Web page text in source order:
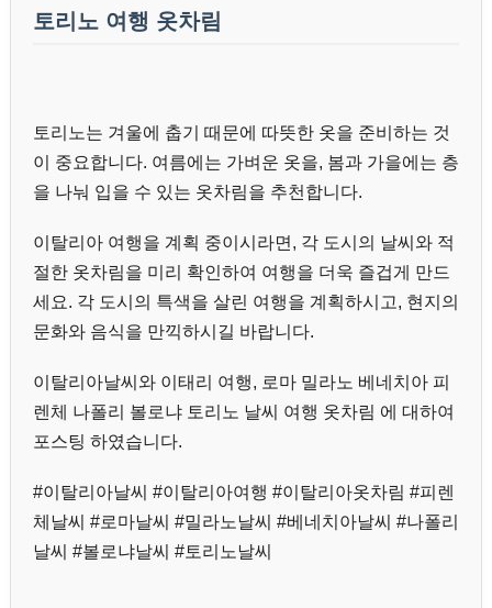
토리노 여행 옷차림
토리노는 겨울에 춥기 때문에 따뜻한 옷을 준비하는 것
이 중요합니다. 여름에는 가벼운 옷을, 봄과 가을에는 층
을 나눠 입을 수 있는 옷차림을 추천합니다.
이탈리아 여행을 계획 중이시라면, 각 도시의 날씨와 적
절한 옷차림을 미리 확인하여 여행을 더욱 즐겁게 만드
세요. 각 도시의 특색을 살린 여행을 계획하시고, 현지의
문화와 음식을 만끽하시길 바랍니다.
이탈리아날씨와 이태리 여행, 로마 밀라노 베네치아 피
렌체 나폴리 볼로냐 토리노 날씨 여행 옷차림 에 대하여
포스팅 하였습니다.
#이탈리아날씨 #이탈리아여행 #이탈리아옷차림 #피렌
체날씨 #로마날씨 #밀라노날씨 #베네치아날씨 #나폴리
날씨 #볼로냐날씨 #토리노날씨